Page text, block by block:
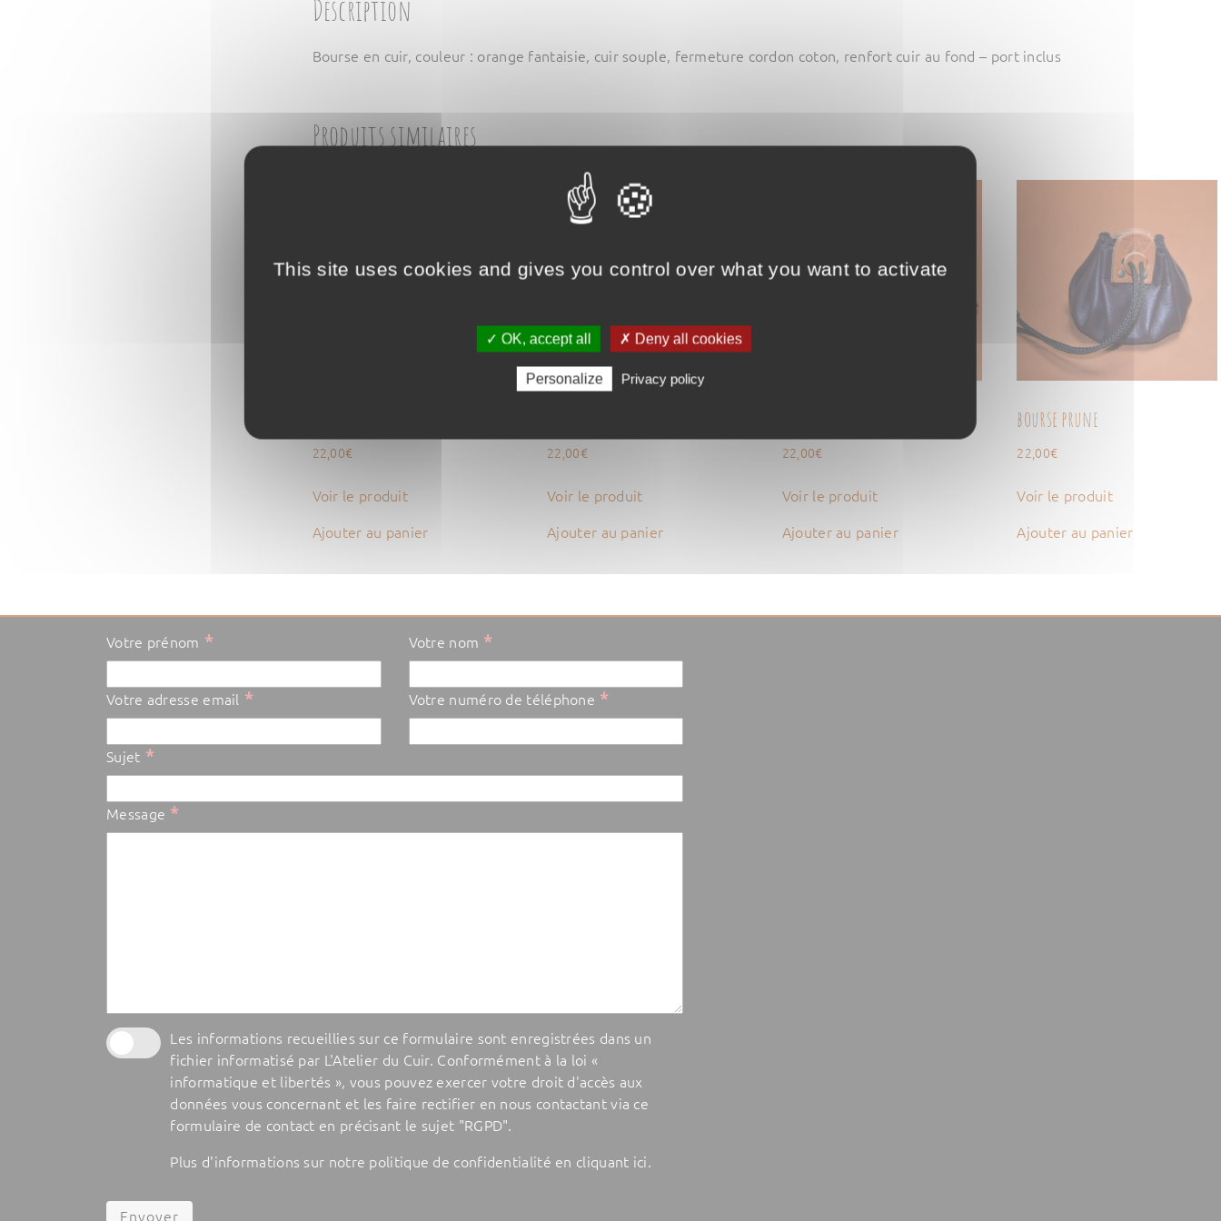
Description
Bourse en cuir, couleur : orange fantaisie, cuir souple, fermeture cordon coton, renfort cuir au fond – port inclus
Produits similaires
22,00€
Voir le produit
Ajouter au panier
22,00€
Voir le produit
Ajouter au panier
22,00€
Voir le produit
Ajouter au panier
bourse prune
22,00€
Voir le produit
Ajouter au panier
Votre prénom * Votre nom *
Votre adresse email * Votre numéro de téléphone *
Sujet *
Message *
Les informations recueillies sur ce formulaire sont enregistrées dans un
fichier informatisé par L'Atelier du Cuir. Conformément à la loi «
informatique et libertés », vous pouvez exercer votre droit d'accès aux
données vous concernant et les faire rectifier en nous contactant via ce
formulaire de contact en précisant le sujet "RGPD".
Plus d'informations sur notre politique de confidentialité en cliquant ici.
Envoyer
This site uses cookies and gives you control over what you want to activate
✓ OK, accept all ✗ Deny all cookies
Personalize Privacy policy